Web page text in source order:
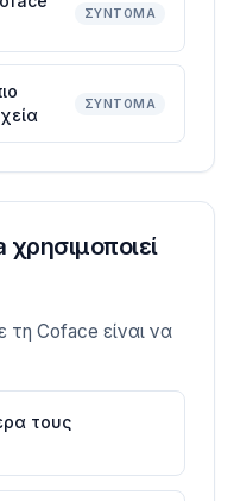
ΣΎΝΤΟΜΑ
ΣΎΝΤΟΜΑ
Coface είναι να
τους